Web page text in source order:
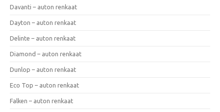
Davanti – auton renkaat
Dayton – auton renkaat
Delinte – auton renkaat
Diamond – auton renkaat
Dunlop – auton renkaat
Eco Top – auton renkaat
Falken – auton renkaat